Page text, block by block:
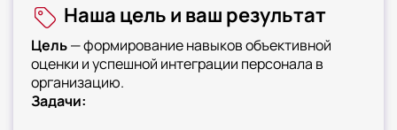
системы отбора. Курс охватывает разработку
моделей компетенций для различных
должностных групп. Вы освоите инструменты
создания эффективной системы адаптации
как элемента организационной культуры
Наша цель и ваш результат
Цель— формирование навыков объективной
оценки и успешной интеграции персонала в
организацию.
Задачи: